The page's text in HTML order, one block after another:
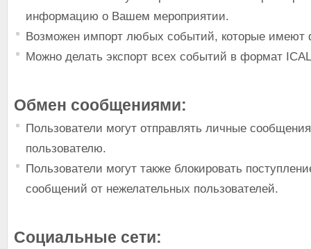
информацию о Вашем мероприятии.
Возможен импорт любых событий, которые имеют
Можно делать экспорт всех событий в формат
Обмен сообщениями:
Пользователи могут отправлять личные
пользователю.
Пользователи могут также блокировать
сообщений от нежелательных пользователей.
Социальные сети: